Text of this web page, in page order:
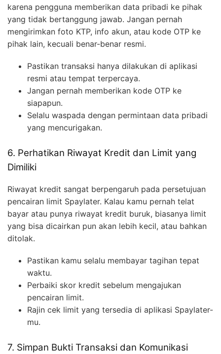
karena pengguna memberikan data pribadi ke pihak
yang tidak bertanggung jawab. Jangan pernah
mengirimkan foto KTP, info akun, atau kode OTP ke
pihak lain, kecuali benar-benar resmi.
Pastikan transaksi hanya dilakukan di aplikasi
resmi atau tempat terpercaya.
Jangan pernah memberikan kode OTP ke
siapapun.
Selalu waspada dengan permintaan data pribadi
yang mencurigakan.
6. Perhatikan Riwayat Kredit dan Limit yang
Dimiliki
Riwayat kredit sangat berpengaruh pada persetujuan
pencairan limit Spaylater. Kalau kamu pernah telat
bayar atau punya riwayat kredit buruk, biasanya limit
yang bisa dicairkan pun akan lebih kecil, atau bahkan
ditolak.
Pastikan kamu selalu membayar tagihan tepat
waktu.
Perbaiki skor kredit sebelum mengajukan
pencairan limit.
Rajin cek limit yang tersedia di aplikasi Spaylater-
mu.
7. Simpan Bukti Transaksi dan Komunikasi